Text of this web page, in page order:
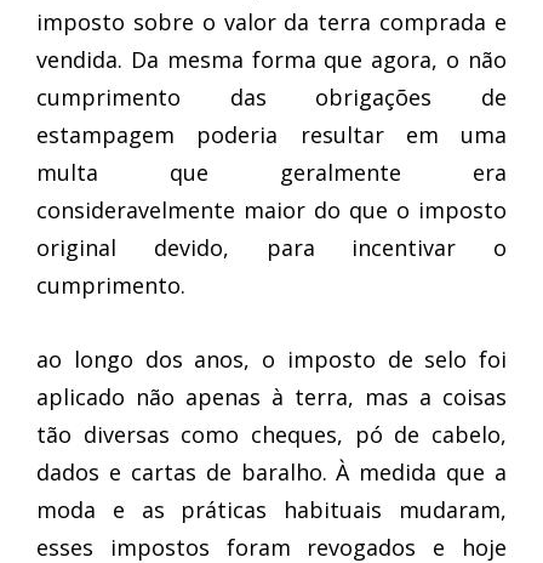
imposto sobre o valor da terra comprada e
vendida. Da mesma forma que agora, o não
cumprimento das obrigações de
estampagem poderia resultar em uma
multa que geralmente era
consideravelmente maior do que o imposto
original devido, para incentivar o
cumprimento.
ao longo dos anos, o imposto de selo foi
aplicado não apenas à terra, mas a coisas
tão diversas como cheques, pó de cabelo,
dados e cartas de baralho. À medida que a
moda e as práticas habituais mudaram,
esses impostos foram revogados e hoje